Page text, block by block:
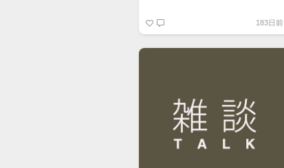
183日前